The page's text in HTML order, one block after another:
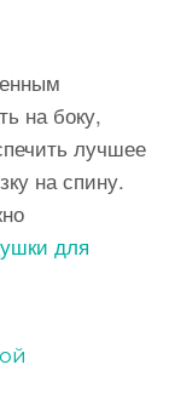
на боку,
лучшее
на спину.
для